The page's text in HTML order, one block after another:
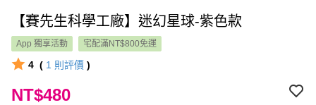
【賽先生科學工廠】迷幻星球-紫色款
App 獨享活動 宅配滿NT$800免運
4 ( 1 則評價 )
NT$480